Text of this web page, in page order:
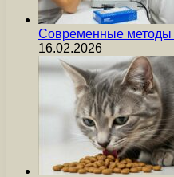
Современные методы
16.02.2026